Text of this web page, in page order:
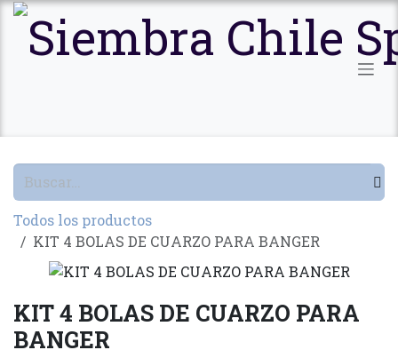
Ir al contenido
Todos los productos
KIT 4 BOLAS DE CUARZO PARA BANGER
KIT 4 BOLAS DE CUARZO PARA
BANGER